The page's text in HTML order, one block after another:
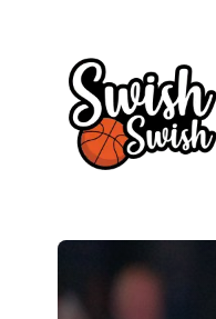
Se rendre au contenu